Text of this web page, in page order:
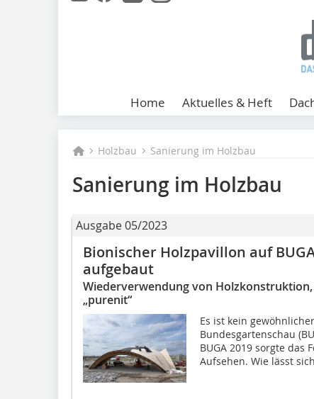
Home Aktuelles & Heft
Holzbau Sanierung im Holzbau
Sanierung im Holzbau
Ausgabe 05/2023
Bionischer Holzpavillon auf
aufgebaut
Wiederverwendung von
„purenit“
Es ist kein
Bundesgartenschau
BUGA 2019 sorgte
Aufsehen. Wie lässt